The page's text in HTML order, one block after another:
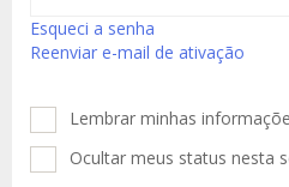
Esqueci a senha
Reenviar e-mail de ativação
Lembrar minhas
Ocultar meus status nesta